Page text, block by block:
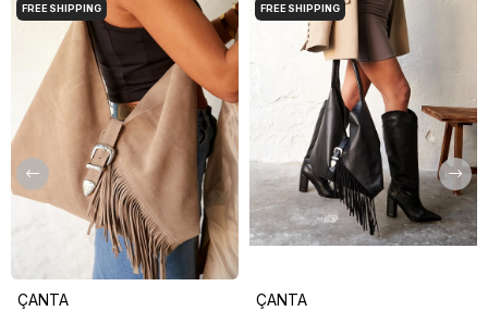
ÇANTA
FREE SHIPPING
ÇANTA
FREE SHIPPING